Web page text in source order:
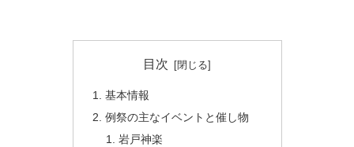
目次
基本情報
例祭の主なイベントと催し物
岩戸神楽